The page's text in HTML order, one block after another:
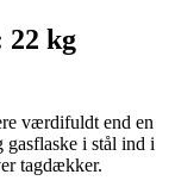
22 kg
værdifuldt end en
i stål ind i
tagdækker.